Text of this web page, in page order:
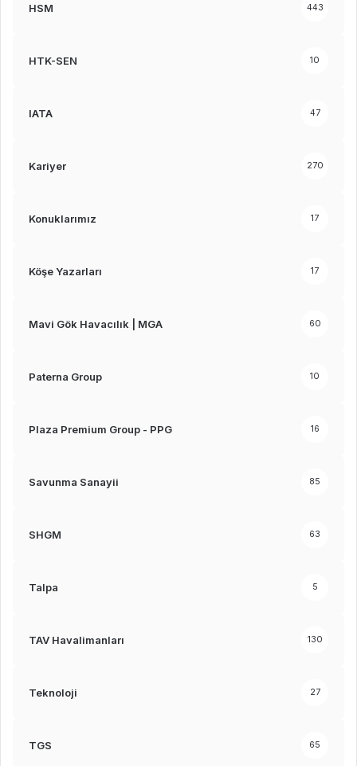
HSM 443
HTK-SEN 10
IATA 47
Kariyer 270
Konuklarımız 17
Köşe Yazarları 17
Mavi Gök Havacılık | MGA 60
Paterna Group 10
Plaza Premium Group - PPG 16
Savunma Sanayii 85
SHGM 63
Talpa 5
TAV Havalimanları 130
Teknoloji 27
TGS 65